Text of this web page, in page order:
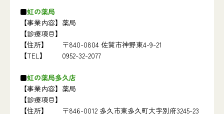
虹の薬局
【事業内容】 薬局
【診療項目】
【住所】
〒840-0804 佐賀市神野東4-9-21
【TEL】
0952-32-2077
虹の薬局多久店
【事業内容】 薬局
【診療項目】
【住所】
〒846-0012 多久市東多久町大字別府3245-23